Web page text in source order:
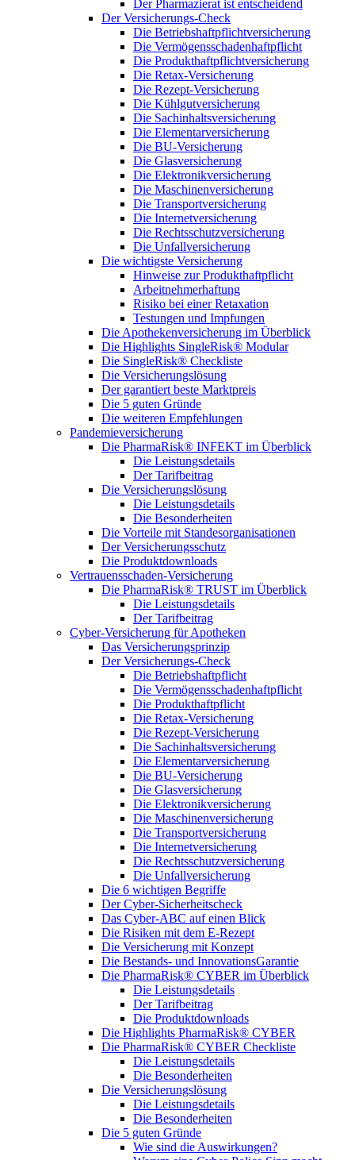
Der Pharmazierat ist entscheidend
Der Versicherungs-Check
Die Betriebshaftpflichtversicherung
Die Vermögensschadenhaftpflicht
Die Produkthaftpflichtversicherung
Die Retax-Versicherung
Die Rezept-Versicherung
Die Kühlgutversicherung
Die Sachinhaltsversicherung
Die Elementarversicherung
Die BU-Versicherung
Die Glasversicherung
Die Elektronikversicherung
Die Maschinenversicherung
Die Transportversicherung
Die Internetversicherung
Die Rechtsschutzversicherung
Die Unfallversicherung
Die wichtigste Versicherung
Hinweise zur Produkthaftpflicht
Arbeitnehmerhaftung
Risiko bei einer Retaxation
Testungen und Impfungen
Die Apothekenversicherung im Überblick
Die Highlights SingleRisk® Modular
Die SingleRisk® Checkliste
Die Versicherungslösung
Der garantiert beste Marktpreis
Die 5 guten Gründe
Die weiteren Empfehlungen
Pandemieversicherung
Die PharmaRisk® INFEKT im Überblick
Die Leistungsdetails
Der Tarifbeitrag
Die Versicherungslösung
Die Leistungsdetails
Die Besonderheiten
Die Vorteile mit Standesorganisationen
Der Versicherungsschutz
Die Produktdownloads
Vertrauensschaden-Versicherung
Die PharmaRisk® TRUST im Überblick
Die Leistungsdetails
Der Tarifbeitrag
Cyber-Versicherung für Apotheken
Das Versicherungsprinzip
Der Versicherungs-Check
Die Betriebshaftpflicht
Die Vermögensschadenhaftpflicht
Die Produkthaftpflicht
Die Retax-Versicherung
Die Rezept-Versicherung
Die Sachinhaltsversicherung
Die Elementarversicherung
Die BU-Versicherung
Die Glasversicherung
Die Elektronikversicherung
Die Maschinenversicherung
Die Transportversicherung
Die Internetversicherung
Die Rechtsschutzversicherung
Die Unfallversicherung
Die 6 wichtigen Begriffe
Der Cyber-Sicher­heits­check
Das Cyber-ABC auf einen Blick
Die Risiken mit dem E-Rezept
Die Versicherung mit Konzept
Die Bestands- und InnovationsGarantie
Die PharmaRisk® CYBER im Überblick
Die Leistungsdetails
Der Tarifbeitrag
Die Produktdownloads
Die Highlights PharmaRisk® CYBER
Die PharmaRisk® CYBER Checkliste
Die Leistungsdetails
Die Besonderheiten
Die Versicherungslösung
Die Leistungsdetails
Die Besonderheiten
Die 5 guten Gründe
Wie sind die Auswirkungen?